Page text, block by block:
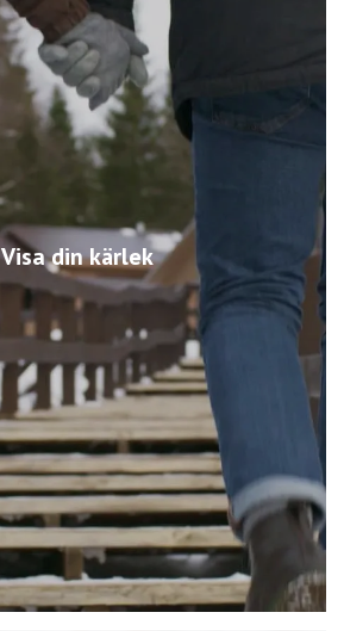
Visa din kärlek